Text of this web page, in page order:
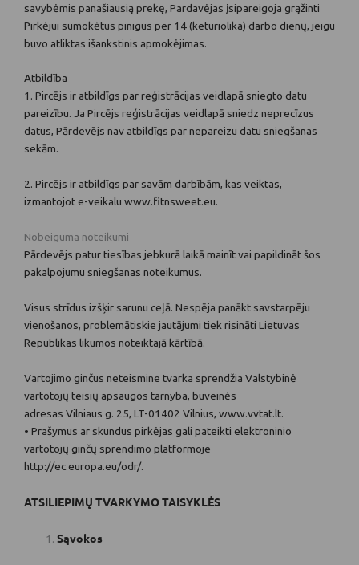
savybėmis panašiausią prekę, Pardavėjas įsipareigoja grąžinti
Pirkėjui sumokėtus pinigus per 14 (keturiolika) darbo dienų, jeigu
buvo atliktas išankstinis apmokėjimas.
Atbildība
1. Pircējs ir atbildīgs par reģistrācijas veidlapā sniegto datu
pareizību. Ja Pircējs reģistrācijas veidlapā sniedz neprecīzus
datus, Pārdevējs nav atbildīgs par nepareizu datu sniegšanas
sekām.
2. Pircējs ir atbildīgs par savām darbībām, kas veiktas,
izmantojot e-veikalu www.fitnsweet.eu.
Nobeiguma noteikumi
Pārdevējs patur tiesības jebkurā laikā mainīt vai papildināt šos
pakalpojumu sniegšanas noteikumus.
Visus strīdus izšķir sarunu ceļā. Nespēja panākt savstarpēju
vienošanos, problemātiskie jautājumi tiek risināti Lietuvas
Republikas likumos noteiktajā kārtībā.
Vartojimo ginčus neteismine tvarka sprendžia Valstybinė
vartotojų teisių apsaugos tarnyba, buveinės
adresas Vilniaus g. 25, LT-01402 Vilnius, www.vvtat.lt.
• Prašymus ar skundus pirkėjas gali pateikti elektroninio
vartotojų ginčų sprendimo platformoje
http://ec.europa.eu/odr/.
ATSILIEPIMŲ TVARKYMO TAISYKLĖS
Sąvokos